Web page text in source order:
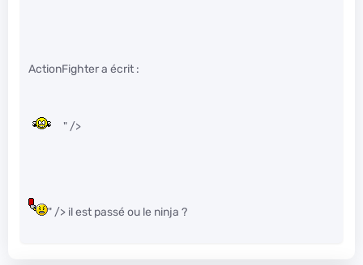
ActionFighter a écrit :
" />
" /> il est passé ou le ninja ?